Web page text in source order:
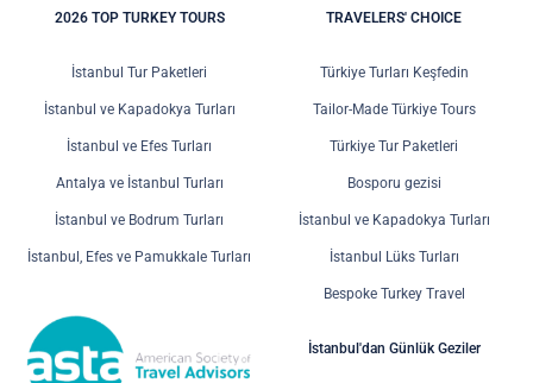
2026 TOP TURKEY TOURS
İstanbul Tur Paketleri
İstanbul ve Kapadokya Turları
İstanbul ve Efes Turları
Antalya ve İstanbul Turları
İstanbul ve Bodrum Turları
İstanbul, Efes ve Pamukkale Turları
TRAVELERS' CHOICE
Türkiye Turları Keşfedin
Tailor-Made Türkiye Tours
Türkiye Tur Paketleri
Bosporu gezisi
İstanbul ve Kapadokya Turları
İstanbul Lüks Turları
Bespoke Turkey Travel
İstanbul'dan Günlük Geziler